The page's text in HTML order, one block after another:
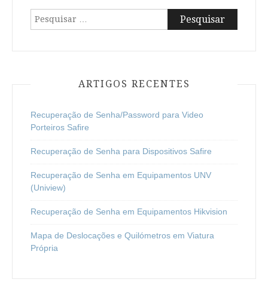
Pesquisar
por:
ARTIGOS RECENTES
Recuperação de Senha/Password para Video
Porteiros Safire
Recuperação de Senha para Dispositivos Safire
Recuperação de Senha em Equipamentos UNV
(Uniview)
Recuperação de Senha em Equipamentos Hikvision
Mapa de Deslocações e Quilómetros em Viatura
Própria